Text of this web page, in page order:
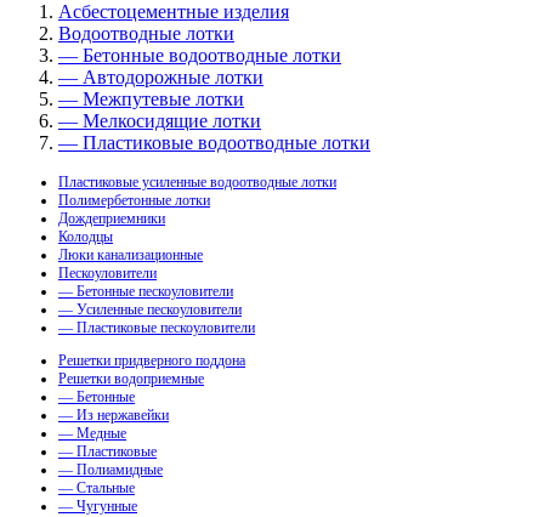
Асбестоцементные изделия
Водоотводные лотки
— Бетонные водоотводные лотки
— Автодорожные лотки
— Межпутевые лотки
— Мелкосидящие лотки
— Пластиковые водоотводные лотки
Пластиковые усиленные водоотводные лотки
Полимербетонные лотки
Дождеприемники
Колодцы
Люки канализационные
Пескоуловители
— Бетонные пескоуловители
— Усиленные пескоуловители
— Пластиковые пескоуловители
Решетки придверного поддона
Решетки водоприемные
— Бетонные
— Из нержавейки
— Медные
— Пластиковые
— Полиамидные
— Стальные
— Чугунные